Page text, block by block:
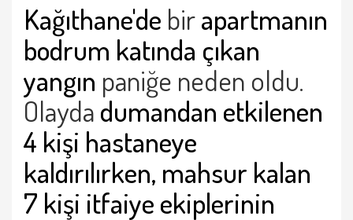
Kağıthane'de birapartmanın
bodrum katında çıkan
yangın paniğe neden oldu.
Olaydadumandan etkilenen
4 kişi hastaneye
kaldırılırken, mahsur kalan
7 kişi itfaiye ekiplerinin